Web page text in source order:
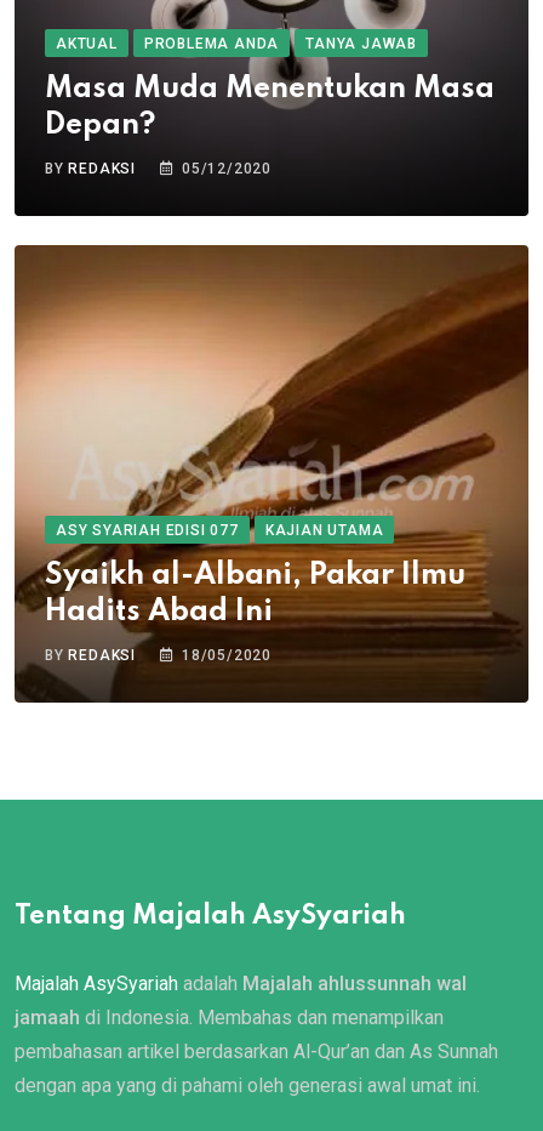
AKTUAL PROBLEMA ANDA TANYA JAWAB
Masa Muda Menentukan Masa
Depan?
BYREDAKSI 05/12/2020
ASY SYARIAH EDISI 077 KAJIAN UTAMA
Syaikh al-Albani, Pakar Ilmu
Hadits Abad Ini
BYREDAKSI 18/05/2020
Tentang Majalah AsySyariah
Majalah AsySyariah adalah Majalah ahlussunnah wal
jamaah di Indonesia. Membahas dan menampilkan
pembahasan artikel berdasarkan Al-Qur’an dan As Sunnah
dengan apa yang di pahami oleh generasi awal umat ini.